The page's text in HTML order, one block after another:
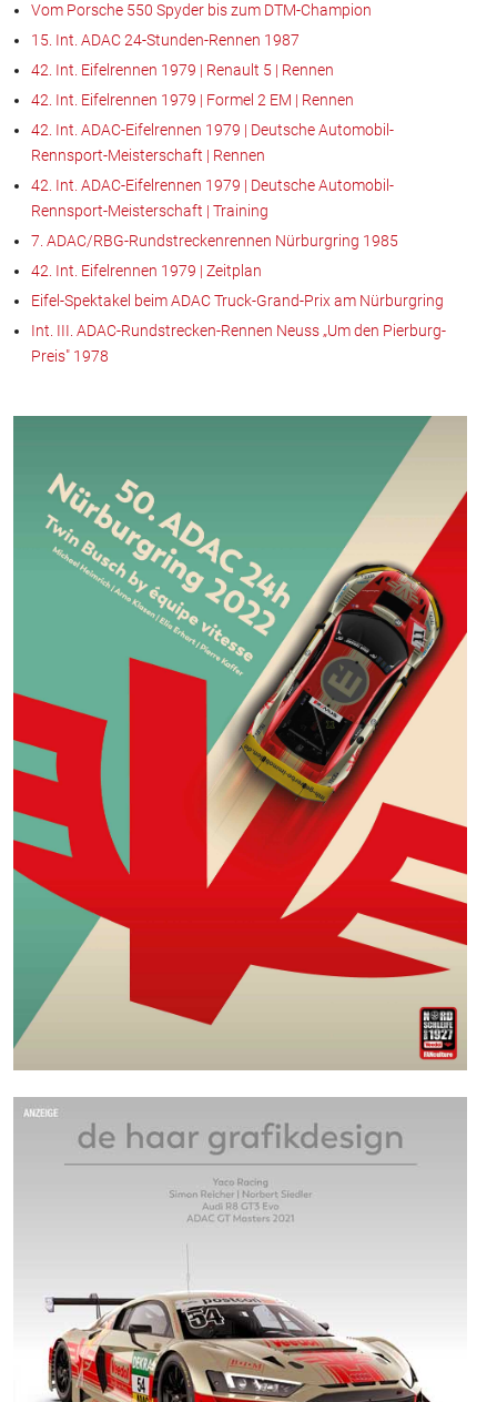
Vom Porsche 550 Spyder bis zum DTM-Champion
15. Int. ADAC 24-Stunden-Rennen 1987
42. Int. Eifelrennen 1979 | Renault 5 | Rennen
42. Int. Eifelrennen 1979 | Formel 2 EM | Rennen
42. Int. ADAC-Eifelrennen 1979 | Deutsche Automobil-
Rennsport-Meisterschaft | Rennen
42. Int. ADAC-Eifelrennen 1979 | Deutsche Automobil-
Rennsport-Meisterschaft | Training
7. ADAC/RBG-Rundstreckenrennen Nürburgring 1985
42. Int. Eifelrennen 1979 | Zeitplan
Eifel-Spektakel beim ADAC Truck-Grand-Prix am Nürburgring
Int. III. ADAC-Rundstrecken-Rennen Neuss „Um den Pierburg-
Preis" 1978